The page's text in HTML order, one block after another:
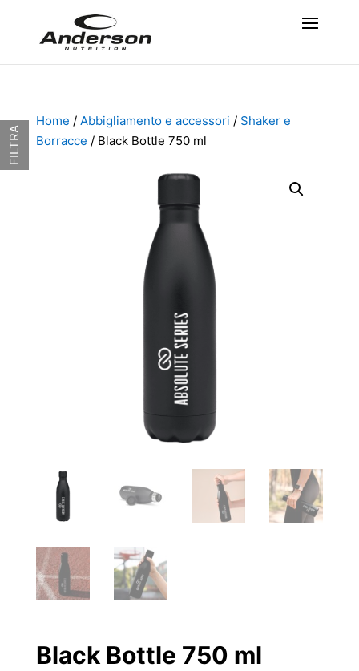
Home / Abbigliamento e accessori / Shaker e
Borracce / Black Bottle 750 ml
Black Bottle 750 ml
FILTRA